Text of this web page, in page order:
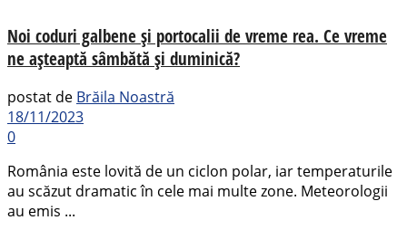
Noi coduri galbene și portocalii de vreme rea. Ce vreme
ne așteaptă sâmbătă și duminică?
postat de Brăila Noastră
18/11/2023
0
România este lovită de un ciclon polar, iar temperaturile
au scăzut dramatic în cele mai multe zone. Meteorologii
au emis ...